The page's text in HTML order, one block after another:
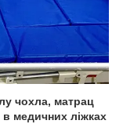
чохла, матрац
медичних ліжках